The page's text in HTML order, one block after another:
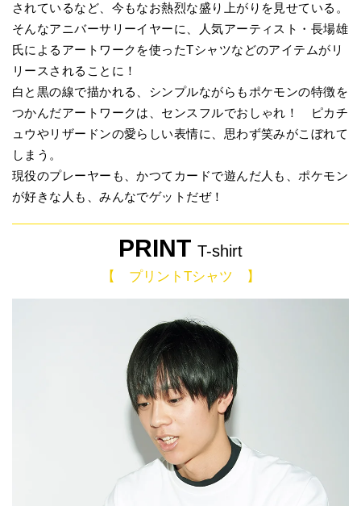
されているなど、今もなお熱烈な盛り上がりを見せている。
そんなアニバーサリーイヤーに、人気アーティスト・長場雄
氏によるアートワークを使ったTシャツなどのアイテムがリ
リースされることに！
白と黒の線で描かれる、シンプルながらもポケモンの特徴を
つかんだアートワークは、センスフルでおしゃれ！ ピカチ
ュウやリザードンの愛らしい表情に、思わず笑みがこぼれて
しまう。
現役のプレーヤーも、かつてカードで遊んだ人も、ポケモン
が好きな人も、みんなでゲットだぜ！
PRINT T-shirt
【 プリントTシャツ 】